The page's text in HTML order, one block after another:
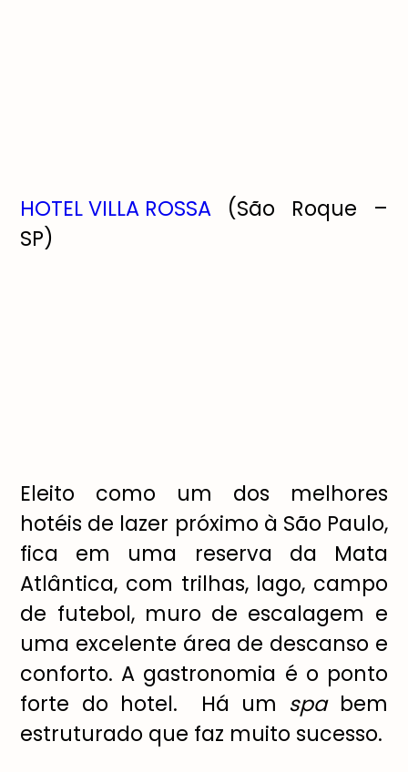
HOTEL VILLA ROSSA (São Roque –
SP)
Eleito como um dos melhores
hotéis de lazer próximo à São Paulo,
fica em uma reserva da Mata
Atlântica, com trilhas, lago, campo
de futebol, muro de escalagem e
uma excelente área de descanso e
conforto. A gastronomia é o ponto
forte do hotel. Há um spabem
estruturado que faz muito sucesso.